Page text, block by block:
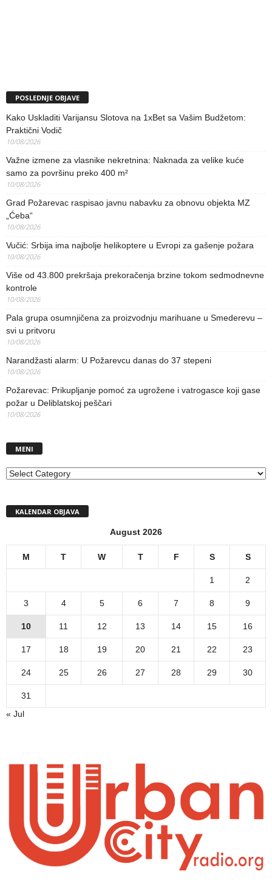
POSLEDNJE OBJAVE
Kako Uskladiti Varijansu Slotova na 1xBet sa Vašim Budžetom:
Praktični Vodič
10/08/2026
Važne izmene za vlasnike nekretnina: Naknada za velike kuće
samo za površinu preko 400 m²
10/08/2026
Grad Požarevac raspisao javnu nabavku za obnovu objekta MZ
„Ćeba“
10/08/2026
Vučić: Srbija ima najbolje helikoptere u Evropi za gašenje požara
10/08/2026
Više od 43.800 prekršaja prekoračenja brzine tokom sedmodnevne
kontrole
10/08/2026
Pala grupa osumnjičena za proizvodnju marihuane u Smederevu –
svi u pritvoru
10/08/2026
Narandžasti alarm: U Požarevcu danas do 37 stepeni
10/08/2026
Požarevac: Prikupljanje pomoć za ugrožene i vatrogasce koji gase
požar u Deliblatskoj peščari
10/08/2026
MENI
MENI
KALENDAR OBJAVA
August 2026
M T W T F S S
1 2
3 4 5 6 7 8 9
10 11 12 13 14 15 16
17 18 19 20 21 22 23
24 25 26 27 28 29 30
31
« Jul